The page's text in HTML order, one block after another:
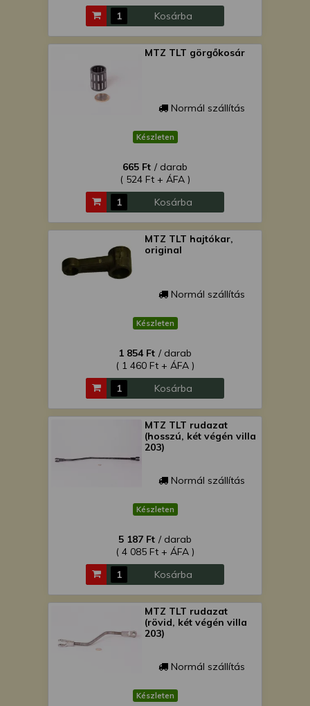
Kosárba
MTZ TLT görgőkosár
Normál szállítás
Készleten
665 Ft / darab
( 524 Ft + ÁFA )
Kosárba
MTZ TLT hajtókar,
original
Normál szállítás
Készleten
1 854 Ft / darab
( 1 460 Ft + ÁFA )
Kosárba
MTZ TLT rudazat
(hosszú, két végén villa
203)
Normál szállítás
Készleten
5 187 Ft / darab
( 4 085 Ft + ÁFA )
Kosárba
MTZ TLT rudazat
(rövid, két végén villa
203)
Normál szállítás
Készleten